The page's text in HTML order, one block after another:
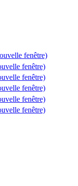
fenêtre)
fenêtre)
fenêtre)
fenêtre)
fenêtre)
fenêtre)